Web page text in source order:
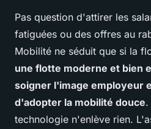
Pas question d'attirer les
fatiguées ou des offres au
Mobilité ne séduit que si la
une flotte moderne et bien
soigner l'image employeur
d'adopter la mobilité douce.
technologie n'enlève rien.